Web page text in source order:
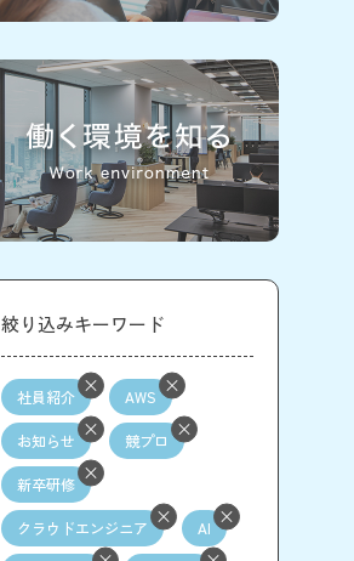
絞り込みキーワード
社員紹介 AWS
お知らせ 競プロ
新卒研修
クラウドエンジニア AI